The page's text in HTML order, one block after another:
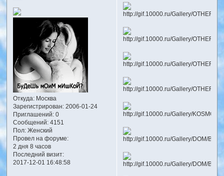
Откуда:Москва
Зарегистрирован: 2006-01-24
Приглашений:0
Сообщений:4151
Пол:Женский
Провел на форуме:
2 дня 8 часов
Последний визит:
2017-12-01 16:48:58